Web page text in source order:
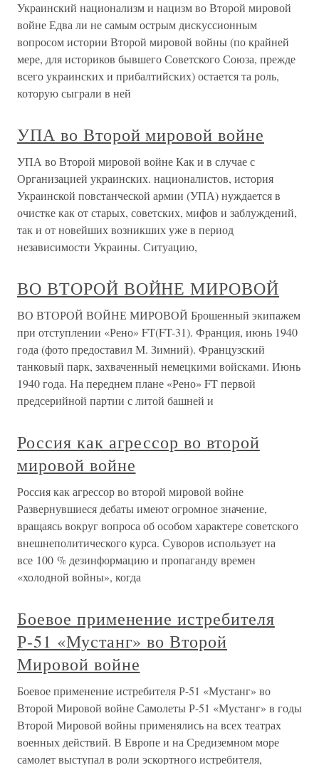
Украинский национализм и нацизм во Второй мировой
войне Едва ли не самым острым дискуссионным
вопросом истории Второй мировой войны (по крайней
мере, для историков бывшего Советского Союза, прежде
всего украинских и прибалтийских) остается та роль,
которую сыграли в ней
УПА во Второй мировой войне
УПА во Второй мировой войне Как и в случае с
Организацией украинских. националистов, история
Украинской повстанческой армии (УПА) нуждается в
очистке как от старых, советских, мифов и заблуждений,
так и от новейших возникших уже в период
независимости Украины. Ситуацию,
ВО ВТОРОЙ ВОЙНЕ МИРОВОЙ
ВО ВТОРОЙ ВОЙНЕ МИРОВОЙ Брошенный экипажем
при отступлении «Рено» FT(FT-31). Франция, июнь 1940
года (фото предоставил М. Зимний). Французский
танковый парк, захваченный немецкими войсками. Июнь
1940 года. На переднем плане «Рено» FT первой
предсерийной партии с литой башней и
Россия как агрессор во второй
мировой войне
Россия как агрессор во второй мировой войне
Развернувшиеся дебаты имеют огромное значение,
вращаясь вокруг вопроса об особом характере советского
внешнеполитического курса. Суворов использует на
все 100 % дезинформацию и пропаганду времен
«холодной войны», когда
Боевое применение истребителя
Р-51 «Мустанг» во Второй
Мировой войне
Боевое применение истребителя Р-51 «Мустанг» во
Второй Мировой войне Самолеты Р-51 «Мустанг» в годы
Второй Мировой войны применялись на всех театрах
военных действий. В Европе и на Средиземном море
самолет выступал в роли эскортного истребителя,